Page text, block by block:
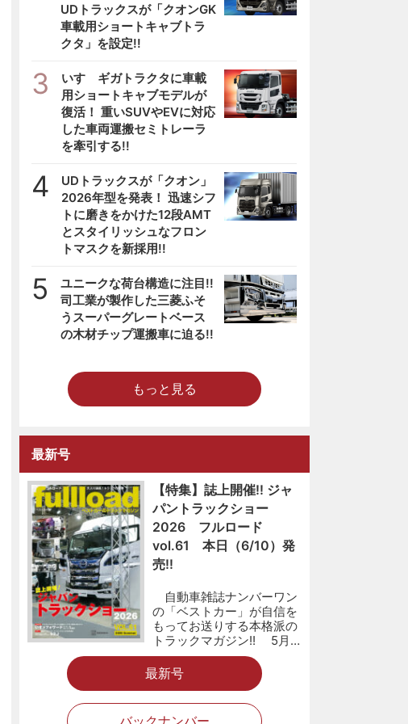
UDトラックスが「クオンGK
車載用ショートキャブトラ
クタ」を設定!!
3
いすゞギガトラクタに車載
用ショートキャブモデルが
復活！ 重いSUVやEVに対応
した車両運搬セミトレーラ
を牽引する!!
4
UDトラックスが「クオン」
2026年型を発表！ 迅速シフ
トに磨きをかけた12段AMT
とスタイリッシュなフロン
トマスクを新採用!!
5
ユニークな荷台構造に注目!!
司工業が製作した三菱ふそ
うスーパーグレートベース
の木材チップ運搬車に迫る!!
もっと見る
最新号
【特集】誌上開催!! ジャ
パントラックショー
2026 フルロード
vol.61 本日（6/10）発
売!!
自動車雑誌ナンバーワン
の「ベストカー」が自信を
もってお送りする本格派の
トラックマガジン!! 5月…
最新号
バックナンバー